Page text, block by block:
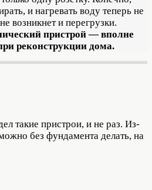
и нагревать воду теперь не
возникнет и перегрузки.
пристрой — вполне
реконструкции дома.
такие пристрои, и не раз. Из-
без фундамента делать, на